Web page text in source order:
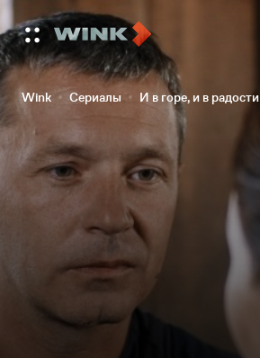
Wink Сериалы И в горе, и в радости